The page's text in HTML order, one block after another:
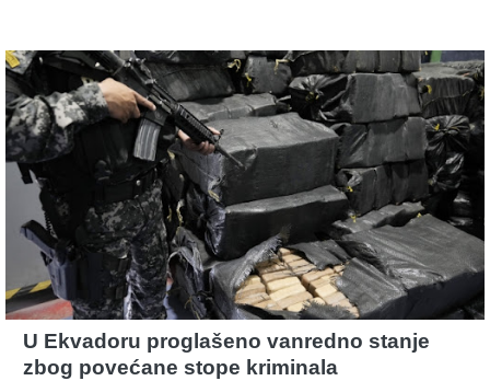
U Ekvadoru proglašeno vanredno stanje
zbog povećane stope kriminala